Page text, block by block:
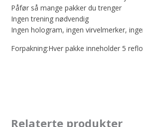
Påfør så mange pakker du trenger
Ingen trening nødvendig
Ingen hologram, ingen virvelmerker,
Forpakning:Hver pakke inneholder 5
Relaterte produkter